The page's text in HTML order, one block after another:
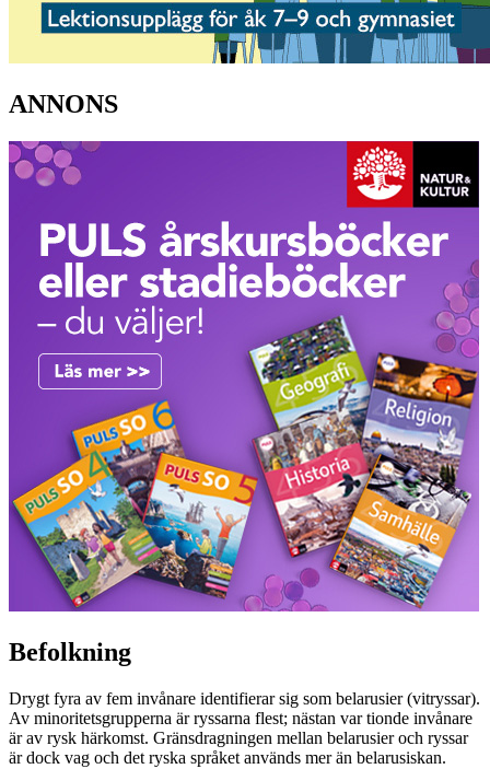
ANNONS
Befolkning
Drygt fyra av fem invånare identifierar sig som belarusier (vitryssar).
Av minoritetsgrupperna är ryssarna flest; nästan var tionde invånare
är av rysk härkomst. Gränsdragningen mellan belarusier och ryssar
är dock vag och det ryska språket används mer än belarusiskan.